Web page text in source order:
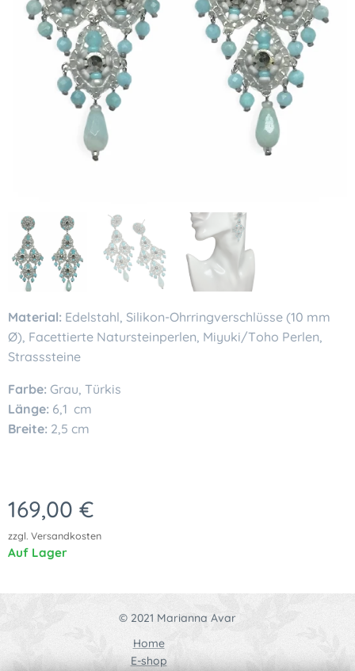
Material: Edelstahl, Silikon-Ohrringverschlüsse (10 mm
Ø), Facettierte Natursteinperlen, Miyuki/Toho Perlen,
Strasssteine
Farbe: Grau, Türkis
Länge: 6,1 cm
Breite: 2,5 cm
169,00 €
zzgl. Versandkosten
Auf Lager
© 2021 Marianna Avar
Home
E-shop